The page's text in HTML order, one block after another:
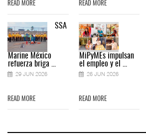
READ MORE
SSA
Marine México
refuerza briga ...
29 JUN 2026
READ MORE
READ MORE
MiPyMEs impulsan
el empleo y el ...
26 JUN 2026
READ MORE